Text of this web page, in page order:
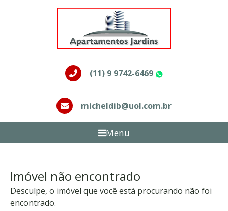
(11) 9 9742-6469
micheldib@uol.com.br
Menu
Imóvel não encontrado
Desculpe, o imóvel que você está procurando não foi
encontrado.